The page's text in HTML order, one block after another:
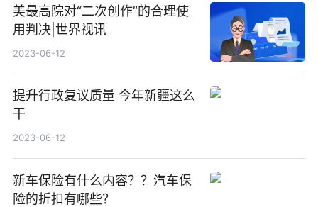
美最高院对“二次创作”的合理使
用判决|世界视讯
2023-06-12
提升行政复议质量 今年新疆这么
干
2023-06-12
新车保险有什么内容？？汽车保
险的折扣有哪些？